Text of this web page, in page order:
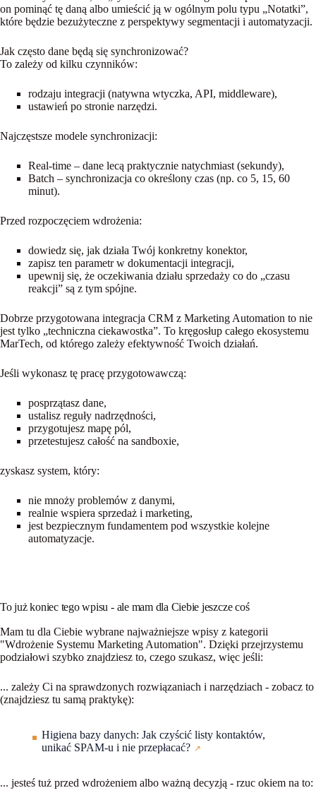
on pominąć tę daną albo umieścić ją w ogólnym polu typu „Notatki”,
które będzie bezużyteczne z perspektywy segmentacji i automatyzacji.
Jak często dane będą się synchronizować?
To zależy od kilku czynników:
rodzaju integracji (natywna wtyczka, API, middleware),
ustawień po stronie narzędzi.
Najczęstsze modele synchronizacji:
Real-time – dane lecą praktycznie natychmiast (sekundy),
Batch – synchronizacja co określony czas (np. co 5, 15, 60
minut).
Przed rozpoczęciem wdrożenia:
dowiedz się, jak działa Twój konkretny konektor,
zapisz ten parametr w dokumentacji integracji,
upewnij się, że oczekiwania działu sprzedaży co do „czasu
reakcji” są z tym spójne.
Dobrze przygotowana integracja CRM z Marketing Automation to nie
jest tylko „techniczna ciekawostka”. To kręgosłup całego ekosystemu
MarTech, od którego zależy efektywność Twoich działań.
Jeśli wykonasz tę pracę przygotowawczą:
posprzątasz dane,
ustalisz reguły nadrzędności,
przygotujesz mapę pól,
przetestujesz całość na sandboxie,
zyskasz system, który:
nie mnoży problemów z danymi,
realnie wspiera sprzedaż i marketing,
jest bezpiecznym fundamentem pod wszystkie kolejne
automatyzacje.
To już koniec tego wpisu - ale mam dla Ciebie jeszcze coś
Mam tu dla Ciebie wybrane najważniejsze wpisy z kategorii
"Wdrożenie Systemu Marketing Automation". Dzięki przejrzystemu
podziałowi szybko znajdziesz to, czego szukasz, więc jeśli:
... zależy Ci na sprawdzonych rozwiązaniach i narzędziach - zobacz to
(znajdziesz tu samą praktykę):
Higiena bazy danych: Jak czyścić listy kontaktów,
unikać SPAM-u i nie przepłacać?
... jesteś tuż przed wdrożeniem albo ważną decyzją - rzuc okiem na to: